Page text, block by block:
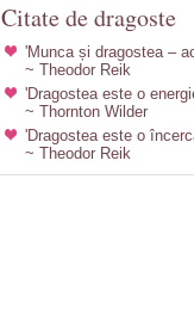
Citate de dragoste
'Munca și dragostea –
~ Theodor Reik
'Dragostea este o
~ Thornton Wilder
'Dragostea este o
~ Theodor Reik